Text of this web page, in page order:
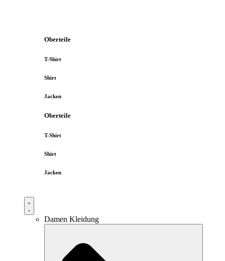
Oberteile
T-Shirt
Shirt
Jacken
Oberteile
T-Shirt
Shirt
Jacken
Damen Kleidung